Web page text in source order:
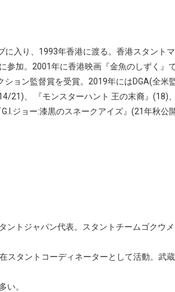
入り、1993年香港に渡る。香港スタント
参加。2001年に香港映画『金魚のしずく』
ョン監督賞を受賞。2019年にはDGA(全米
21)、 『モンスターハント 王の末裔』(18)
ジョー:漆黒のスネークアイズ』(21年秋公
ントジャパン代表。スタントチームゴクウ
スタントコーディネーターとして活動。武
い。